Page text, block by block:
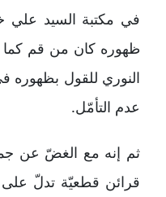
في مكتبة السيد
ظهوره كان من قم كما
النوري للقول
عدم التأمّل.
ثم إنه مع الغضّ عن
قرائن قطعيّة تدلّ على